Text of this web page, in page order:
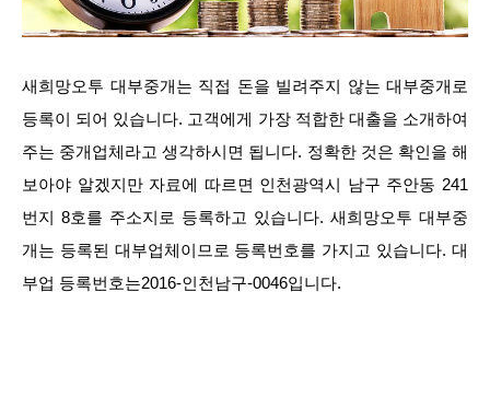
새희망오투 대부중개는 직접 돈을 빌려주지 않는 대부중개로
등록이 되어 있습니다. 고객에게 가장 적합한 대출을 소개하여
주는 중개업체라고 생각하시면 됩니다. 정확한 것은 확인을 해
보아야 알겠지만 자료에 따르면 인천광역시 남구 주안동 241
번지 8호를 주소지로 등록하고 있습니다. 새희망오투 대부중
개는 등록된 대부업체이므로 등록번호를 가지고 있습니다. 대
부업 등록번호는2016-인천남구-0046입니다.